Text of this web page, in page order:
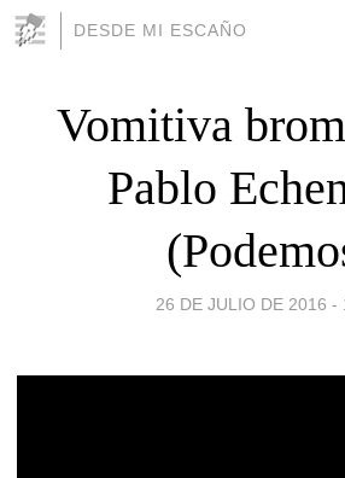
DESDE MI ESCAÑO
Vomitiva
Pablo
26 DE JULIO DE 2016 -